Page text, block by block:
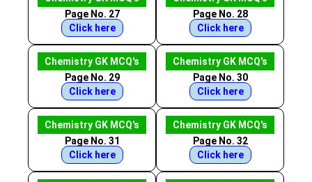
Page No. 27
Click here
Page No. 28
Click here
Chemistry GK MCQ's
Page No. 29
Click here
Chemistry GK MCQ's
Page No. 30
Click here
Chemistry GK MCQ's
Page No. 31
Click here
Chemistry GK MCQ's
Page No. 32
Click here